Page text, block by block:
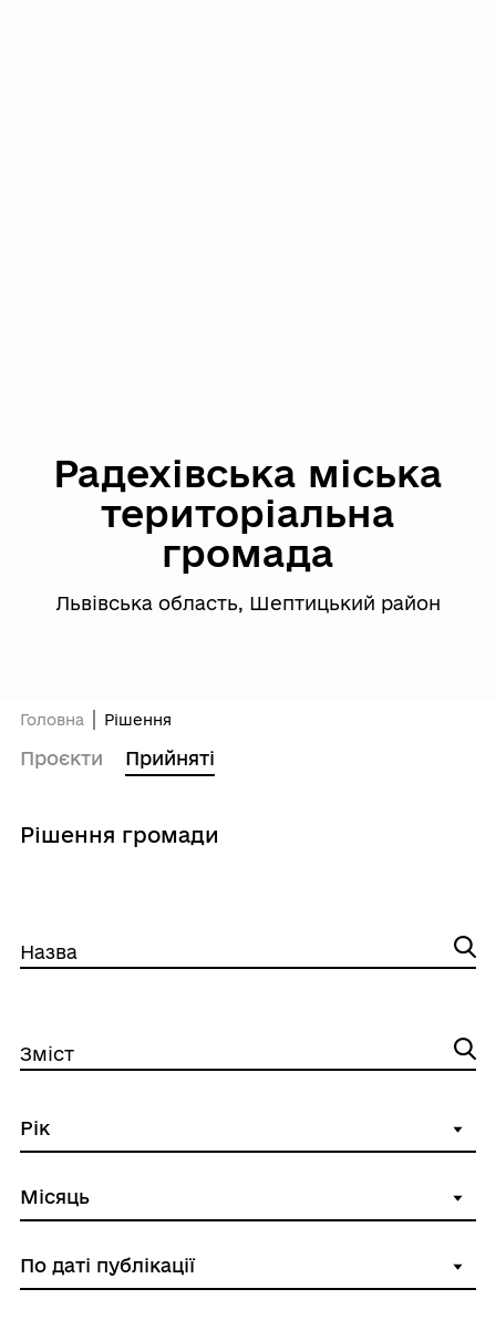
Радехівська міська
територіальна
громада
Львівська область, Шептицький район
Головна Рішення
Проєкти Прийняті
Рішення громади
Назва
Зміст